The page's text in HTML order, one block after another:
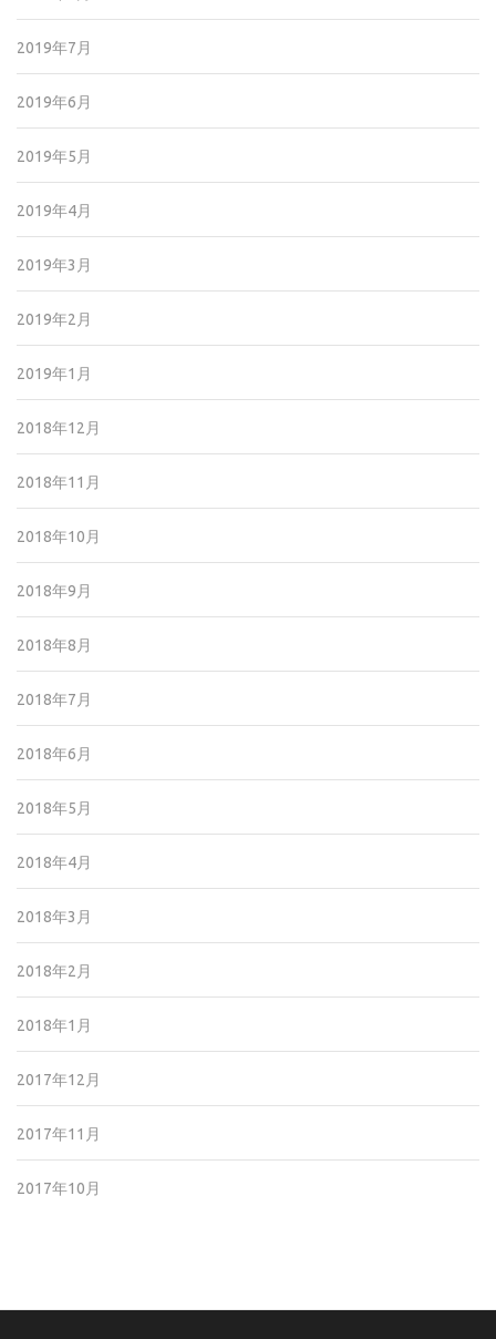
2019年7月
2019年6月
2019年5月
2019年4月
2019年3月
2019年2月
2019年1月
2018年12月
2018年11月
2018年10月
2018年9月
2018年8月
2018年7月
2018年6月
2018年5月
2018年4月
2018年3月
2018年2月
2018年1月
2017年12月
2017年11月
2017年10月